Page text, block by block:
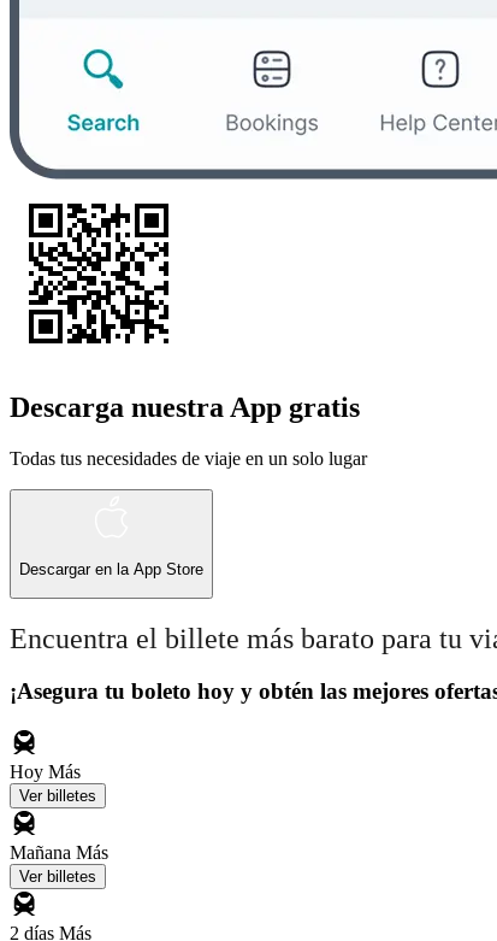
Descarga nuestra App gratis
Todas tus necesidades de viaje en un solo lugar
Descargar en la App Store
Encuentra el billete más barato para tu
¡Asegura tu boleto hoy y obtén las mejores
Hoy Más
Ver billetes
Mañana Más
Ver billetes
2 días Más